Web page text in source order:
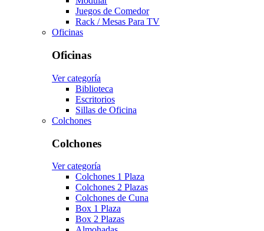
Juegos de Comedor
Rack / Mesas Para TV
Oficinas
Oficinas
Ver categoría
Biblioteca
Escritorios
Sillas de Oficina
Colchones
Colchones
Ver categoría
Colchones 1 Plaza
Colchones 2 Plazas
Colchones de Cuna
Box 1 Plaza
Box 2 Plazas